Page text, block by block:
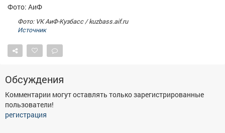
Фото: АиФ
Фото: VK АиФ-Кузбасс / kuzbass.aif.ru
Источник
Обсуждения
Комментарии могут оставлять только зарегистрированные
пользователи!
регистрация